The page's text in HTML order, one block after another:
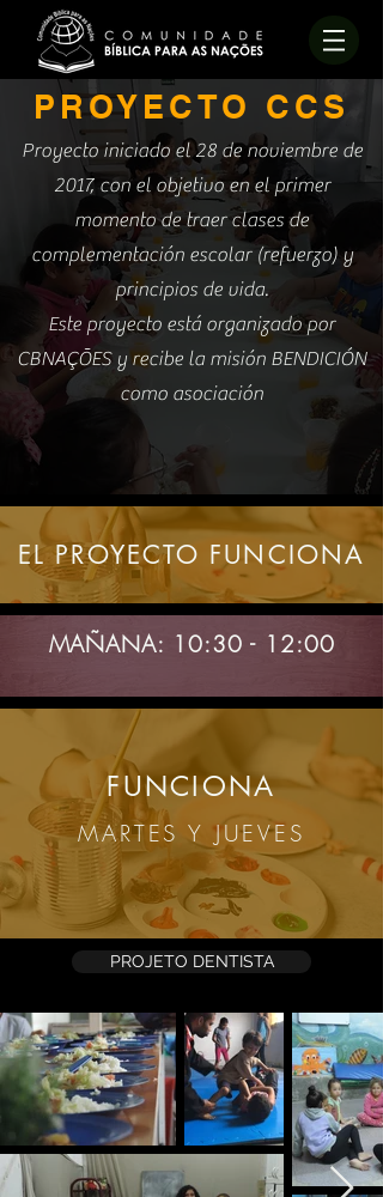
PROYECTO CCS
Proyecto iniciado el 28 de noviembre de
2017, con el objetivo en el primer
momento de traer clases de
complementación escolar (refuerzo) y
principios de vida.
Este proyecto está organizado por
CBNAÇÕES y recibe la misión BENDICIÓN
como asociación
EL PROYECTO FUNCIONA
MAÑANA: 10:30 - 12:00
FUNCIONA
MARTES Y JUEVES
PROJETO DENTISTA